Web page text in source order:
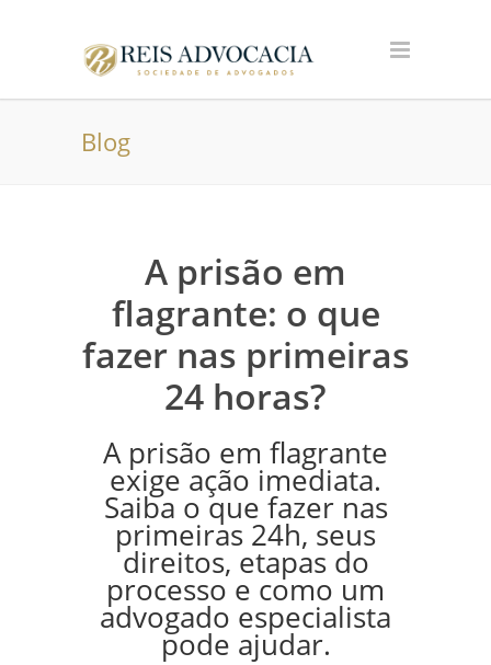
Blog
A prisão em
flagrante: o que
fazer nas primeiras
24 horas?
A prisão em flagrante
exige ação imediata.
Saiba o que fazer nas
primeiras 24h, seus
direitos, etapas do
processo e como um
advogado especialista
pode ajudar.